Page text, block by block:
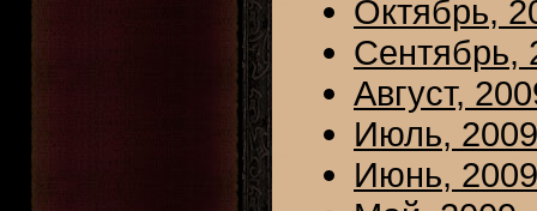
Октябрь,
Сентябрь,
Август,
Июль, 2009
Июнь, 2009